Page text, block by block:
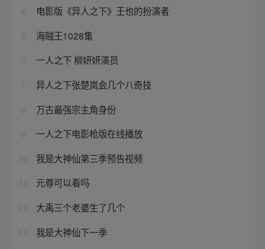
4 电影版《异人之下》王也的扮演者
5 海贼王1028集
6 一人之下 柳妍妍演员
7 异人之下张楚岚会几个八奇技
8 万古最强宗主角身份
9 一人之下电影枪版在线播放
10 我是大神仙第三季预告视频
元尊可以看吗
12 大禹三个老婆生了几个
13 我是大神仙下一季